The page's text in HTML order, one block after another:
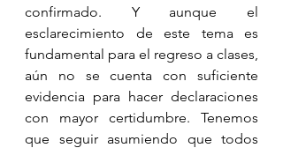
confirmado. Y aunque el
esclarecimiento de este tema es
fundamental para el regreso a clases,
aún no se cuenta con suficiente
evidencia para hacer declaraciones
con mayor certidumbre. Tenemos
que seguir asumiendo que todos